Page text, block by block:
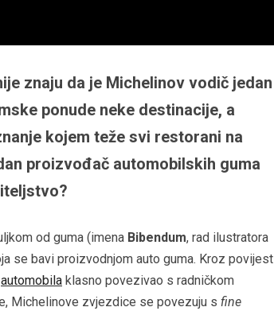
znaju da je Michelinov vodič jedan
ponude neke destinacije, a
kojem teže svi restorani na
proizvođač automobilskih guma
od guma (imena Bibendum, rad ilustratora
se bavi proizvodnjom auto guma. Kroz povijest
automobila klasno povezivao s radničkom
Michelinove zvjezdice se povezuju s fine